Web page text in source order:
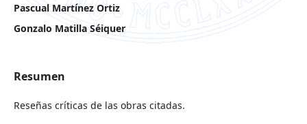
Pascual Martínez Ortiz
Gonzalo Matilla Séiquer
Resumen
Reseñas críticas de las obras citadas.